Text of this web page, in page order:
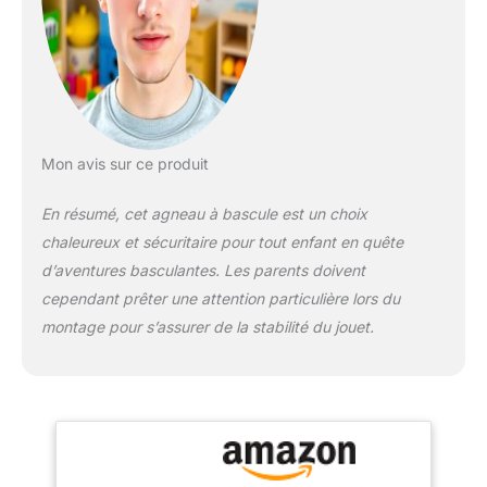
ÉVOLUTIF : l'animal
basculant en bois massif
et peluche grandit avec
votre petit bout'chou
jusqu'à l'âge de 6 ans ;
bascule est fabriqué
avec des matériaux de
qualité supérieure pour
durer des années et
résister même aux tout-
petits ; Conforme à la
Dimensions : L 64,5 x P
28 x H 46 cm, hauteur
d'assise 34 cm ; Matières
Mon avis sur ce produit
En résumé, cet agneau à bascule est un choix
chaleureux et sécuritaire pour tout enfant en quête
d’aventures basculantes. Les parents doivent
cependant prêter une attention particulière lors du
montage pour s’assurer de la stabilité du jouet.